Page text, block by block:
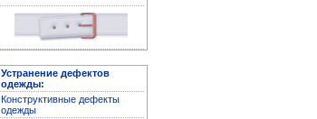
Устранение дефектов
одежды:
Конструктивные дефекты
одежды